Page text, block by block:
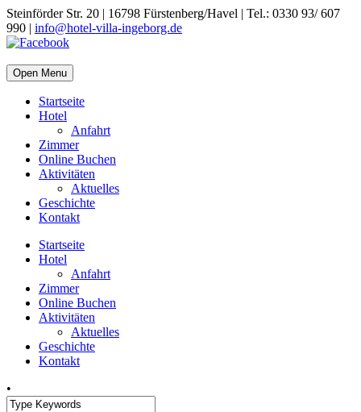
Steinförder Str. 20 | 16798 Fürstenberg/Havel | Tel.: 0330 93/ 607
990 | info@hotel-villa-ingeborg.de
Open Menu
Startseite
Hotel
Anfahrt
Zimmer
Online Buchen
Aktivitäten
Aktuelles
Geschichte
Kontakt
Startseite
Hotel
Anfahrt
Zimmer
Online Buchen
Aktivitäten
Aktuelles
Geschichte
Kontakt
•